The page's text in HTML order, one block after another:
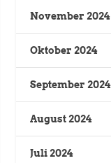
November 2024
Oktober 2024
September 2024
August 2024
Juli 2024